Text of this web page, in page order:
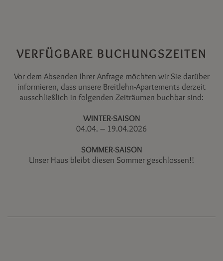
VERFÜGBARE BUCHUNGSZEITEN
Vor dem Absenden Ihrer Anfrage möchten wir Sie darüber
informieren, dass unsere Breitlehn-Apartements derzeit
ausschließlich in folgenden Zeiträumen buchbar sind:
WINTER-SAISON
04.04. – 19.04.2026
SOMMER-SAISON
Unser Haus bleibt diesen Sommer geschlossen!!